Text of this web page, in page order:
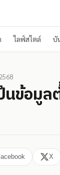
ไลฟ์สไตล์ บั
ข้อมูล
X